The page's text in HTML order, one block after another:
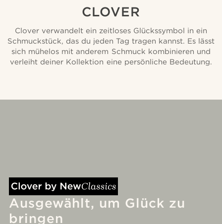
CLOVER
Clover verwandelt ein zeitloses Glückssymbol in ein
Schmuckstück, das du jeden Tag tragen kannst. Es lässt
sich mühelos mit anderem Schmuck kombinieren und
verleiht deiner Kollektion eine persönliche Bedeutung.
Ausgewählt, um Glück zu
bringen